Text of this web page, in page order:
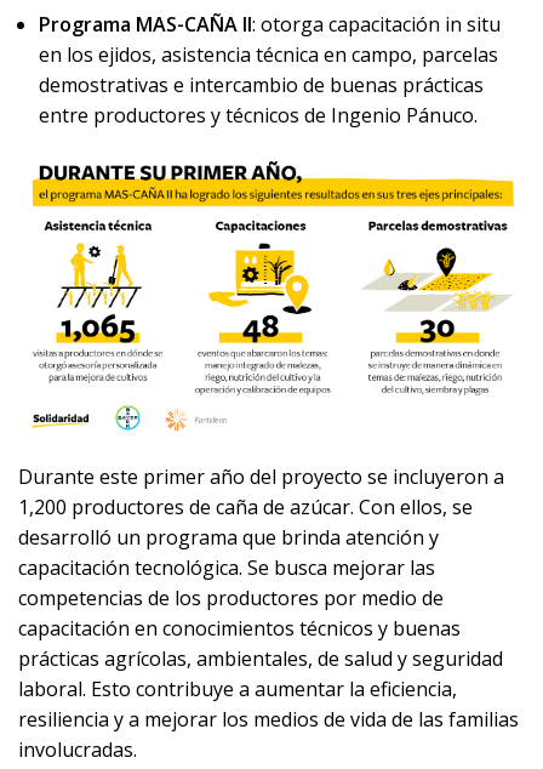
Programa MAS-CAÑA II: otorga capacitación in situ
en los ejidos, asistencia técnica en campo, parcelas
demostrativas e intercambio de buenas prácticas
entre productores y técnicos de Ingenio Pánuco.
Durante este primer año del proyecto se incluyeron a
1,200 productores de caña de azúcar. Con ellos, se
desarrolló un programa que brinda atención y
capacitación tecnológica. Se busca mejorar las
competencias de los productores por medio de
capacitación en conocimientos técnicos y buenas
prácticas agrícolas, ambientales, de salud y seguridad
laboral. Esto contribuye a aumentar la eficiencia,
resiliencia y a mejorar los medios de vida de las familias
involucradas.